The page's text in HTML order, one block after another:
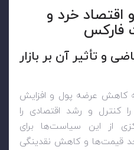
خرد و
فارکس
و تأثیر آن بر بازار
کاهش عرضه پول و افزایش
کنترل و رشد اقتصادی را
از این سیاست‌ها برای
قیمت‌ها و کاهش نقدینگی